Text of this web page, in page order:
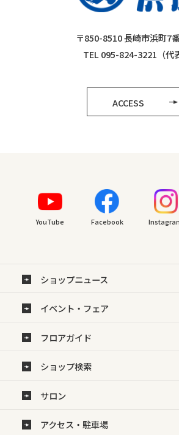
〒850-8510 長崎市浜町7
TEL 095-824-3221（代
ACCESS
YouTube Facebook
ショップニュース
イベント・フェア
フロアガイド
ショップ検索
サロン
アクセス・駐車場